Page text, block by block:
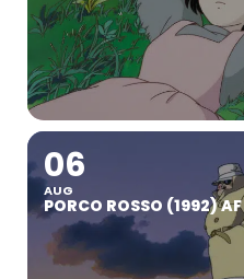
06
AUG
PORCO ROSSO (1992)